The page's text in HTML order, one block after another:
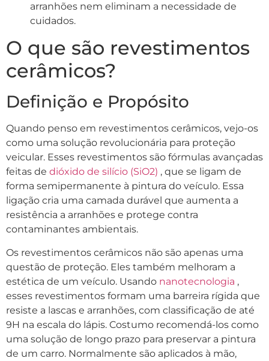
arranhões nem eliminam a necessidade de
cuidados.
O que são revestimentos
cerâmicos?
Definição e Propósito
Quando penso em revestimentos cerâmicos, vejo-os
como uma solução revolucionária para proteção
veicular. Esses revestimentos são fórmulas avançadas
feitas de dióxido de silício (SiO2) , que se ligam de
forma semipermanente à pintura do veículo. Essa
ligação cria uma camada durável que aumenta a
resistência a arranhões e protege contra
contaminantes ambientais.
Os revestimentos cerâmicos não são apenas uma
questão de proteção. Eles também melhoram a
estética de um veículo. Usando nanotecnologia ,
esses revestimentos formam uma barreira rígida que
resiste a lascas e arranhões, com classificação de até
9H na escala do lápis. Costumo recomendá-los como
uma solução de longo prazo para preservar a pintura
de um carro. Normalmente são aplicados à mão,